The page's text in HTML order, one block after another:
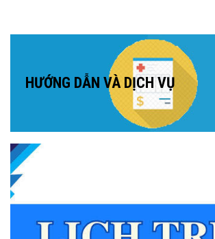
HƯỚNG DẪN VÀ DỊCH VỤ